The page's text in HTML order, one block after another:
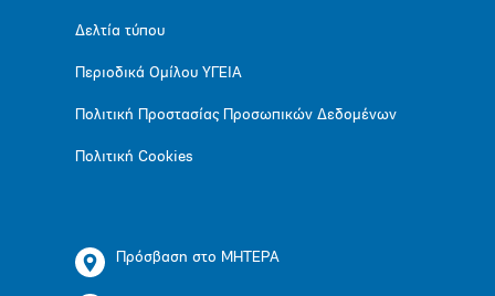
Δελτία τύπου
Περιοδικά Ομίλου ΥΓΕΙΑ
Πολιτική Προστασίας Προσωπικών Δεδομένων
Πολιτική Cookies
Πρόσβαση στο ΜΗΤΕΡΑ